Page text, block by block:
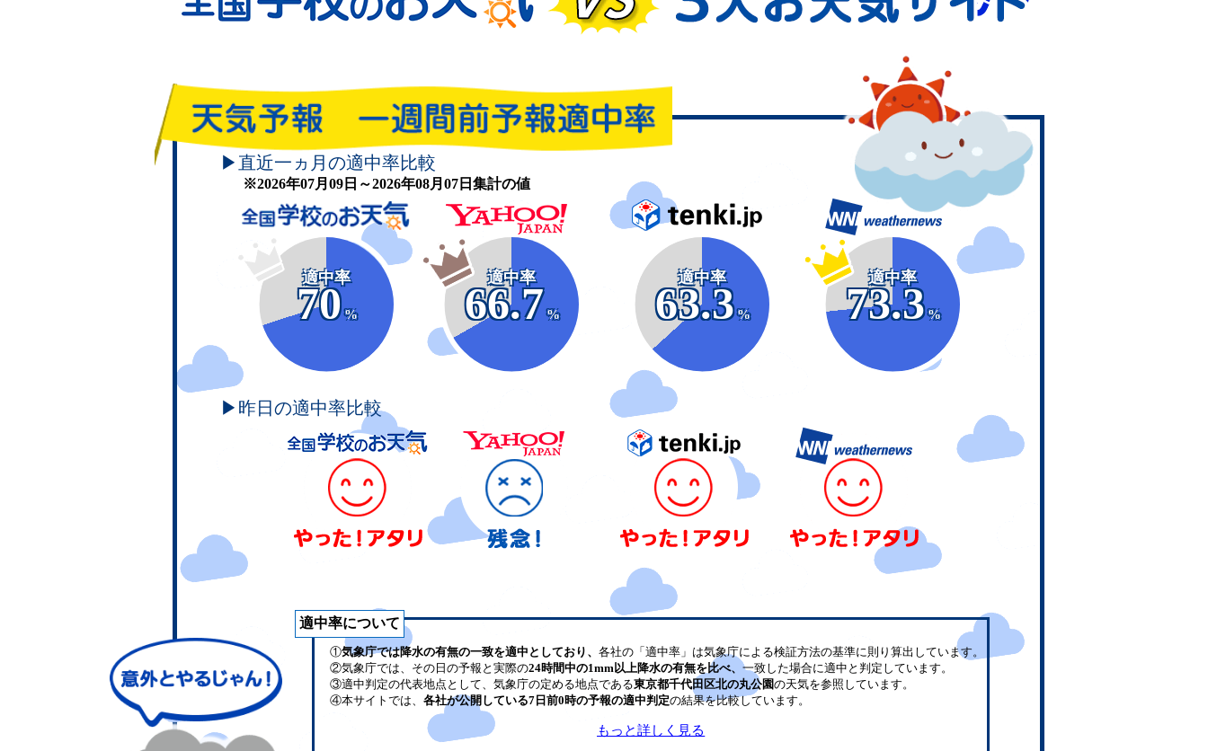
▶直近一ヵ月の適中率比較
※2026年07月09日～2026年08月07日集計の値
適中率
70
%
適中率
66.7
%
適中率
63.3
%
適中率
73.3
%
▶昨日の適中率比較
適中率について
①気象庁では降水の有無の一致を適中としており、 各社の「適中率」は気象庁による検証方法の基準に則り算出しています。
②気象庁では、その日の予報と実際の24時間中の1mm以上降水の有無を比べ、 一致した場合に適中と判定しています。
③適中判定の代表地点として、気象庁の定める地点である東京都千代田区北の丸公園の天気を参照しています。
④本サイトでは、 各社が公開している7日前0時の予報の適中判定の結果を比較しています。
もっと詳しく見る